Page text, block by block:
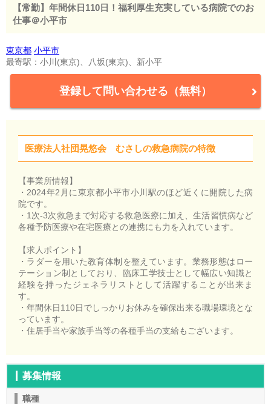
【常勤】年間休日110日！福利厚生充実している病院でのお
仕事＠小平市
東京都 小平市
最寄駅：小川(東京)、八坂(東京)、新小平
登録して問い合わせる（無料）
医療法人社団晃悠会 むさしの救急病院の特徴
【事業所情報】
・2024年2月に東京都小平市小川駅のほど近くに開院した病
院です。
・1次-3次救急まで対応する救急医療に加え、生活習慣病など
各種予防医療や在宅医療との連携にも力を入れています。
【求人ポイント】
・ラダーを用いた教育体制を整えています。業務形態はロー
テーション制としており、臨床工学技士として幅広い知識と
経験を持ったジェネラリストとして活躍することが出来ま
す。
・年間休日110日でしっかりお休みを確保出来る職場環境とな
っています。
・住居手当や家族手当等の各種手当の支給もございます。
募集情報
職種